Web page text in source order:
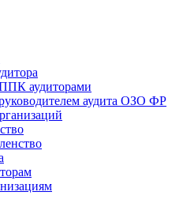
аудиторами
аудита ОЗО ФР